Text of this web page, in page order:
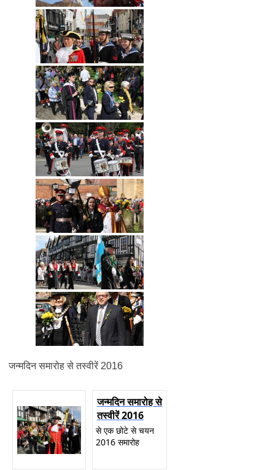
जन्मदिन समारोह से तस्वीरें 2016
जन्मदिन समारोह से
तस्वीरें 2016
से एक छोटे से चयन
2016 समारोह